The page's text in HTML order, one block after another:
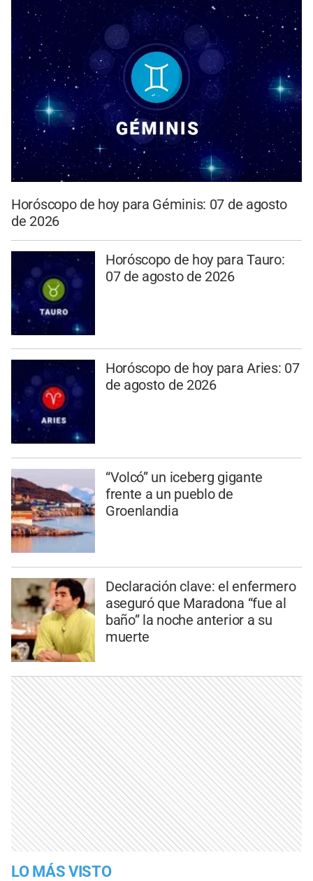
Horóscopo de hoy para Géminis: 07 de agosto
de 2026
Horóscopo de hoy para Tauro:
07 de agosto de 2026
Horóscopo de hoy para Aries: 07
de agosto de 2026
“Volcó” un iceberg gigante
frente a un pueblo de
Groenlandia
Declaración clave: el enfermero
aseguró que Maradona “fue al
baño” la noche anterior a su
muerte
LO MÁS VISTO